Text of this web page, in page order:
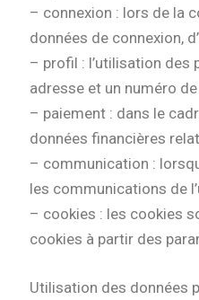
– connexion : lors de la
données de connexion,
– profil : l’utilisation des
adresse et un numéro
– paiement : dans le
données financières
– communication :
les communications de
– cookies : les cookies
cookies à partir des
Utilisation des données